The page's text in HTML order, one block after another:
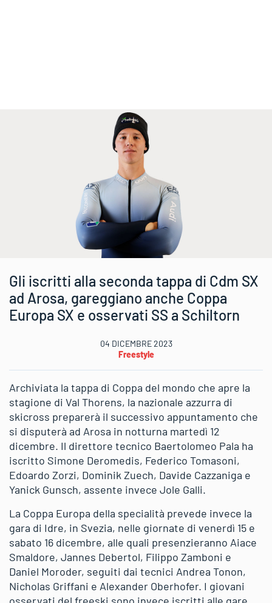
Gli iscritti alla seconda tappa di Cdm SX
ad Arosa, gareggiano anche Coppa
Europa SX e osservati SS a Schiltorn
04 DICEMBRE 2023
Freestyle
Archiviata la tappa di Coppa del mondo che apre la
stagione di Val Thorens, la nazionale azzurra di
skicross preparerà il successivo appuntamento che
si disputerà ad Arosa in notturna martedì 12
dicembre. Il direttore tecnico Baertolomeo Pala ha
iscritto Simone Deromedis, Federico Tomasoni,
Edoardo Zorzi, Dominik Zuech, Davide Cazzaniga e
Yanick Gunsch, assente invece Jole Galli.
La Coppa Europa della specialità prevede invece la
gara di Idre, in Svezia, nelle giornate di venerdì 15 e
sabato 16 dicembre, alle quali presenzieranno Aiace
Smaldore, Jannes Debertol, Filippo Zamboni e
Daniel Moroder, seguiti dai tecnici Andrea Tonon,
Nicholas Griffani e Alexander Oberhofer. I giovani